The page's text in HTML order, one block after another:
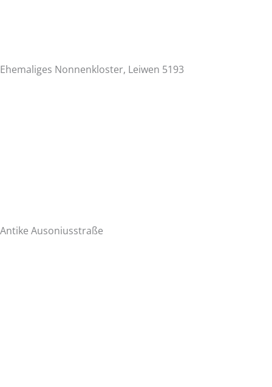
Ehemaliges Nonnenkloster, Leiwen 5193
Antike Ausoniusstraße